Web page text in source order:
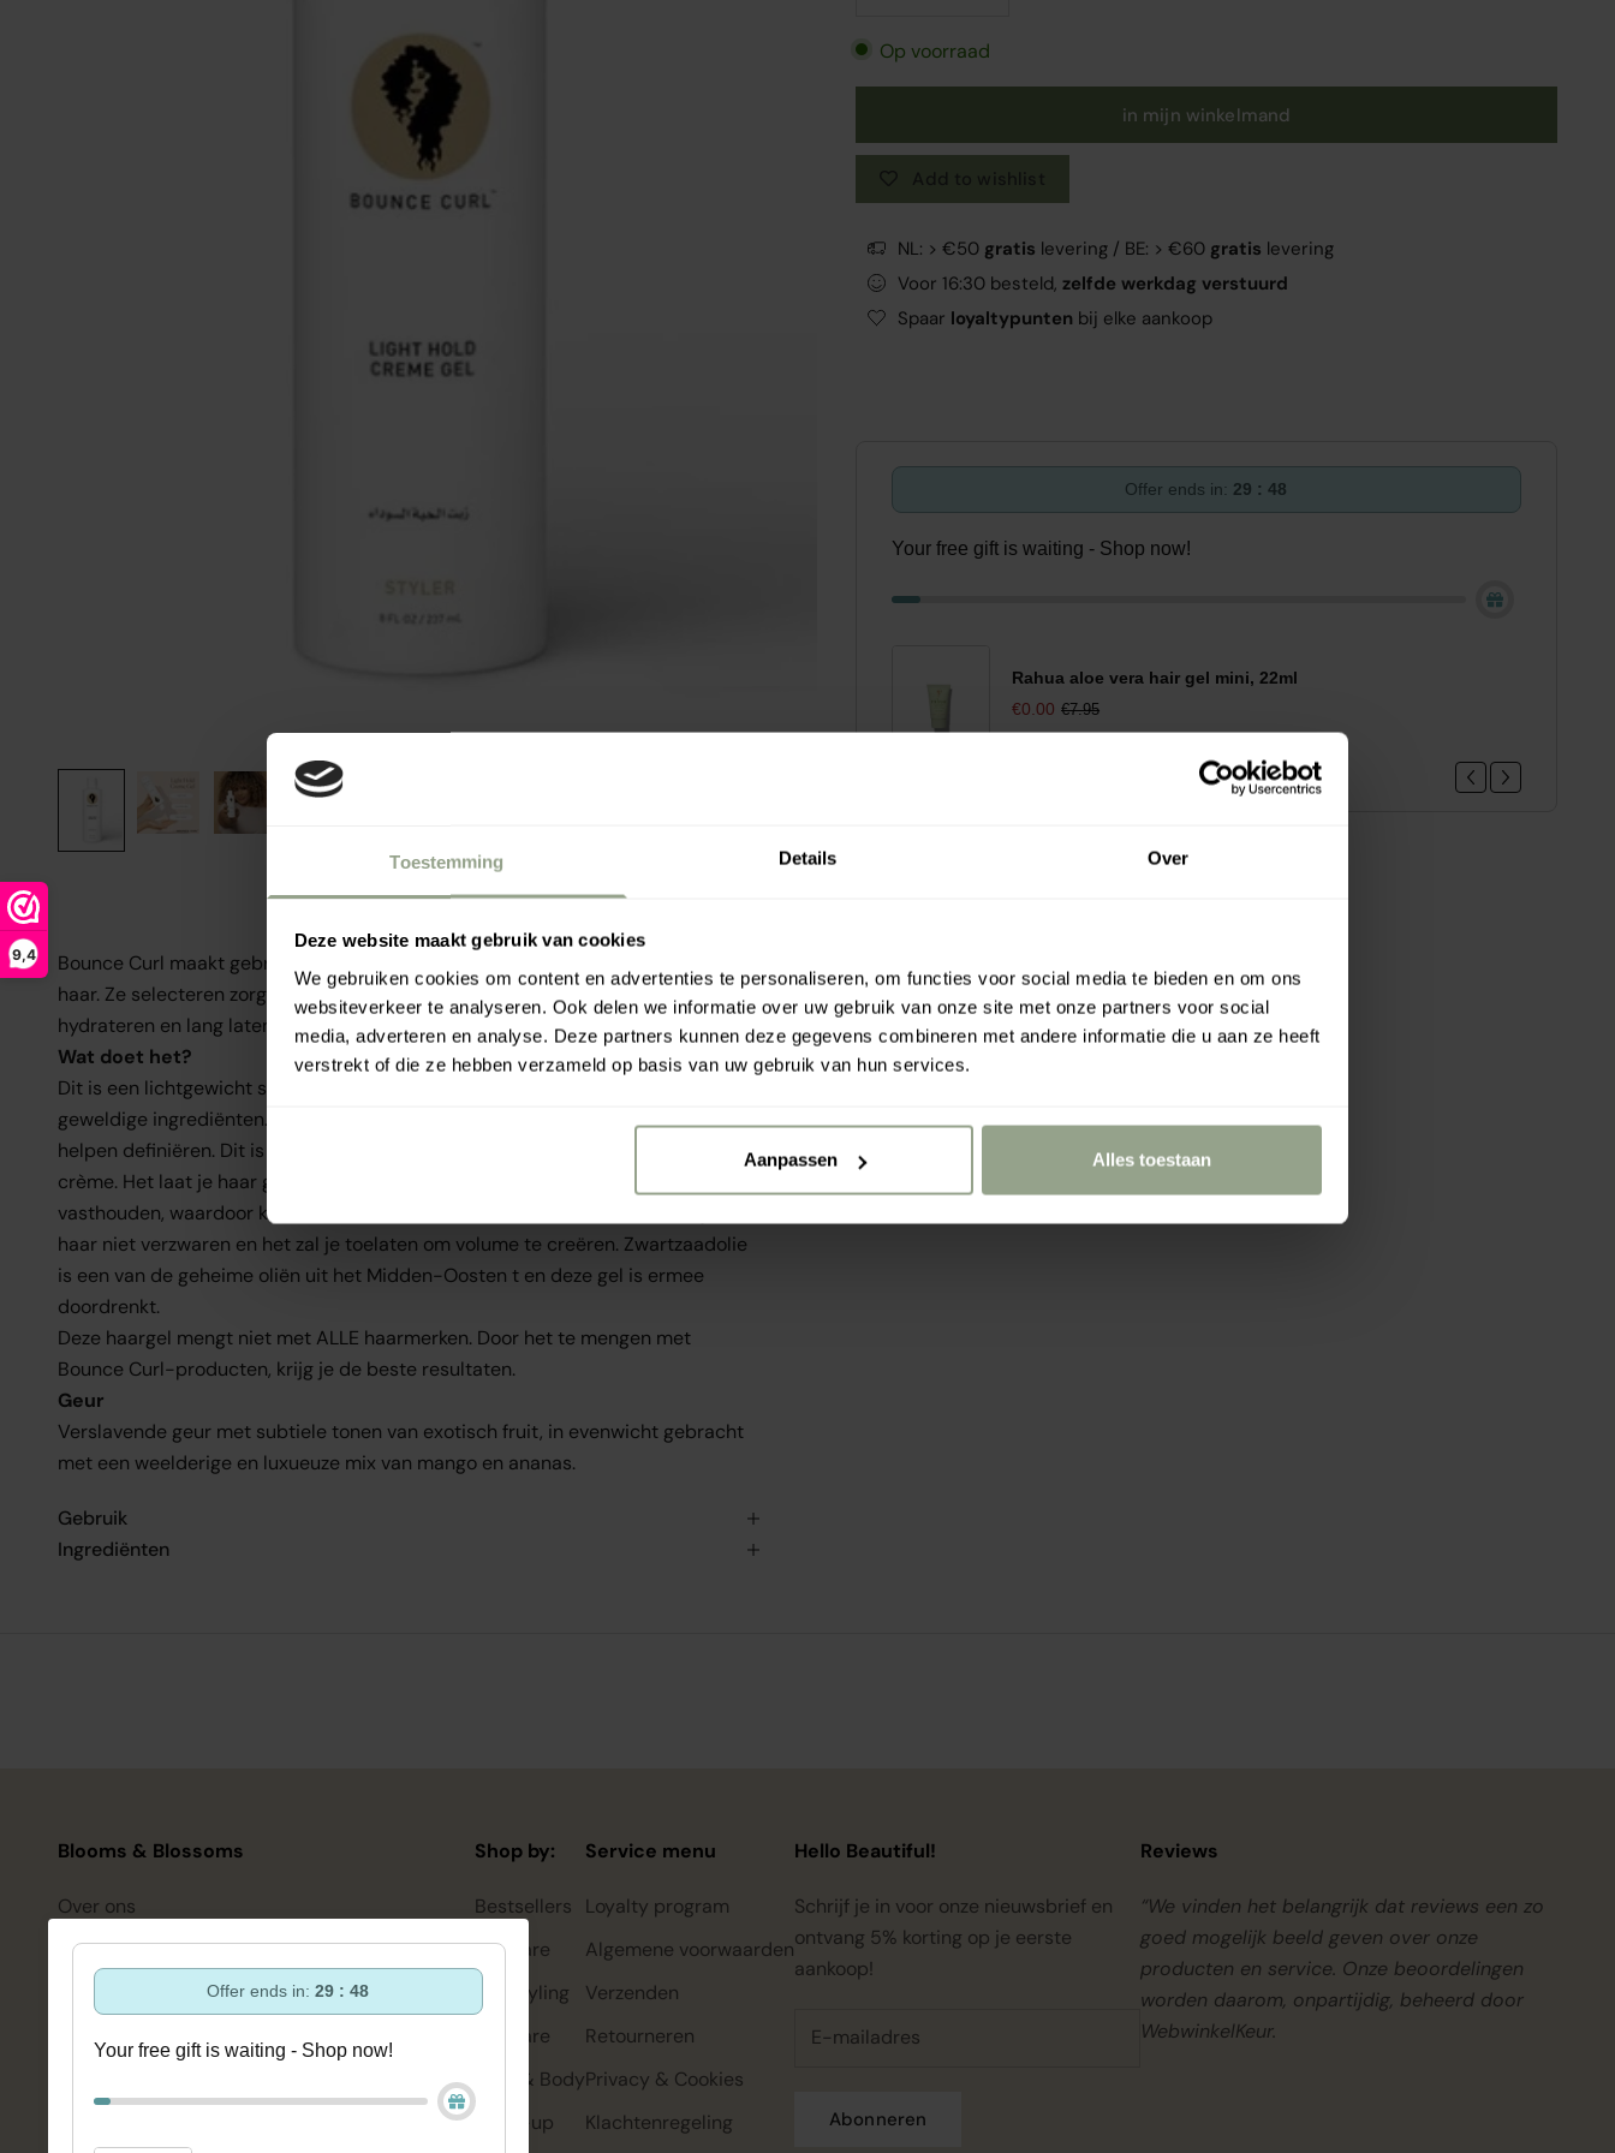
Toestemming Details Over
Deze website maakt gebruik van cookies
We gebruiken cookies om content en advertenties te personaliseren, om functies voor social media te bieden en om ons
websiteverkeer te analyseren. Ook delen we informatie over uw gebruik van onze site met onze partners voor social
media, adverteren en analyse. Deze partners kunnen deze gegevens combineren met andere informatie die u aan ze heeft
verstrekt of die ze hebben verzameld op basis van uw gebruik van hun services.
Aanpassen Alles toestaan
9,4
Op voorraad
in mijn winkelmand
NL: > €50 gratis levering / BE: > €60 gratis levering
Voor 16:30 besteld, zelfde werkdag verstuurd
Spaar loyaltypunten bij elke aankoop
Offer ends in: 29 : 47
Your free gift is waiting - Shop now!
Rahua aloe vera hair gel mini, 22ml
€0.00 €7.95
Bounce Curl maakt gebruik van ingrediënten van TOP-kwaliteit voor krullend
haar. Ze selecteren zorgvuldig ingrediënten die je mooie krullen kunnen stylen,
hydrateren en lang laten vasthouden.
Wat doet het?
Dit is een lichtgewicht styling haargel die is doordrenkt met extracten van
geweldige ingrediënten. Dit product bevat ook een ingrediënt om krullen te
helpen definiëren. Dit is een gel met een klein beetje crème. 80% gel en 20%
crème. Het laat je haar gewichtloos aanvoelen en het zal je krulvorm langdurig
vasthouden, waardoor kroezen wordt verminderd. Deze lichte formule zal je
haar niet verzwaren en het zal je toelaten om volume te creëren. Zwartzaadolie
is een van de geheime oliën uit het Midden-Oosten t en deze gel is ermee
doordrenkt.
Deze haargel mengt niet met ALLE haarmerken. Door het te mengen met
Bounce Curl-producten, krijg je de beste resultaten.
Geur
Verslavende geur met subtiele tonen van exotisch fruit, in evenwicht gebracht
met een weelderige en luxueuze mix van mango en ananas.
Gebruik
Ingrediënten
Blooms & Blossoms
Over ons
Ondersteuning en advies via:
088-6063800
ma-vr 08:30 - 16:45 uur
Of via onscontactformulier
Shop by:
Bestsellers
Haircare
Hairstyling
Skincare
Bath & Body
Make-up
Service menu
Loyalty program
Algemene voorwaarden
Verzenden
Retourneren
Privacy & Cookies
Klachtenregeling
Hello Beautiful!
Schrijf je in voor onze nieuwsbrief en
ontvang 5% korting op je eerste
aankoop!
Abonneren
Reviews
“We vinden het belangrijk dat reviews een zo
goed mogelijk beeld geven over onze
producten en service. Onze beoordelingen
worden daarom, onpartijdig, beheerd door
WebwinkelKeur.
Offer ends in:29 : 47
Your free gift is waiting - Shop now!